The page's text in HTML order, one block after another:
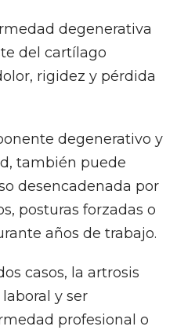
degenerativa
del cartílago
rigidez y pérdida
degenerativo y
también puede
desencadenada por
posturas forzadas o
años de trabajo.
casos, la artrosis
y ser
profesional o